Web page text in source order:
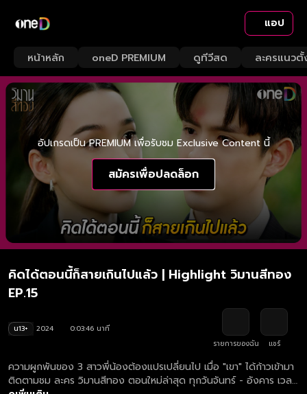
แอป
หน้าหลัก oneD PREMIUM ดูทีวีสด ละครแนวตั้
อัปเกรดเป็น PREMIUM เพื่อรับชม Exclusive Content นี้
สมัครเพื่อปลดล็อก
คิดได้ตอนนี้ก็สายเกินไปแล้ว | Highlight วิมานสีทอง
EP.15
น13+ 2024
0:03:46 นาที
รายการของฉัน
แชร์
ความผูกพันของ 3 สาวพี่น้องต้องแปรเปลี่ยนไป เมื่อ "เขา" ได้ก้าวเข้ามา
ติดตามชม ละคร วิมานสีทอง ตอนใหม่ล่าสุด ทุกวันจันทร์ - อังคาร เวลา